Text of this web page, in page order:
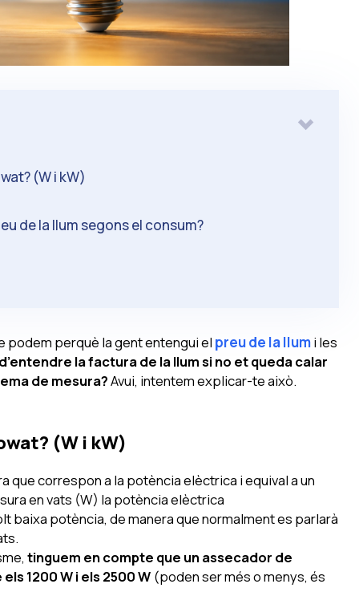
(W i kW)
de la llum segons el consum?
podem perquè la gent entengui el preu de la llumi les
la factura de la llum si no et queda calar
de mesura?Avui, intentem explicar-te això.
(W i kW)
que correspon a la potència elèctrica i equival a un
en vats (W) la potència elèctrica
baixa potència, de manera que normalment es parlarà
tinguem en compte que un assecador de
1200 W i els 2500 W (poden ser més o menys, és